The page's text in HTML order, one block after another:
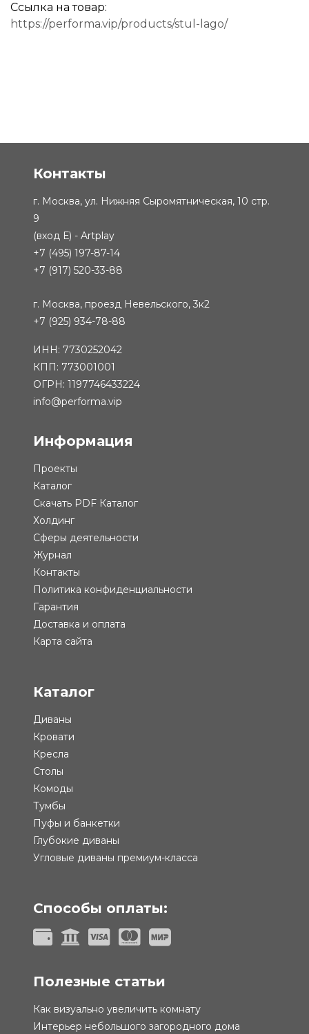
Ссылка на товар:
https://performa.vip/products/stul-lago/
Контакты
г. Москва, ул. Нижняя Сыромятническая, 10 стр.
9
(вход Е) - Artplay
+7 (495) 197-87-14
+7 (917) 520-33-88
г. Москва, проезд Невельского, 3к2
+7 (925) 934-78-88
ИНН: 7730252042
КПП: 773001001
ОГРН: 1197746433224
info@performa.vip
Информация
Проекты
Каталог
Скачать PDF Каталог
Холдинг
Сферы деятельности
Журнал
Контакты
Политика конфиденциальности
Гарантия
Доставка и оплата
Карта сайта
Каталог
Диваны
Кровати
Кресла
Столы
Комоды
Тумбы
Пуфы и банкетки
Глубокие диваны
Угловые диваны премиум-класса
Способы оплаты:
Полезные статьи
Как визуально увеличить комнату
Интерьер небольшого загородного дома